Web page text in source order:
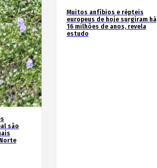
são
Muitos anfíbios e répteis
europeus de hoje surgiram há
16 milhões de anos, revela
estudo